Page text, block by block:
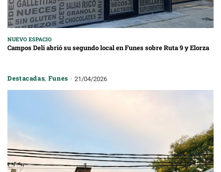
NUEVO ESPACIO
Campos Deli abrió su segundo local en Funes sobre Ruta 9 y Elorza
Destacadas, Funes 21/04/2026